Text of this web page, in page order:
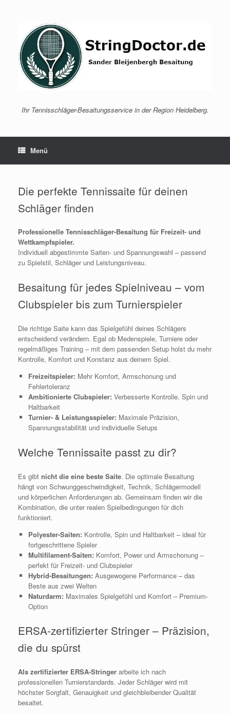
Ihr Tennisschläger-Besaitungsservice in der Region Heidelberg.
Menü
Die perfekte Tennissaite für deinen
Schläger finden
Professionelle Tennisschläger-Besaitung für Freizeit‑ und
Wettkampfspieler.
Individuell abgestimmte Saiten- und Spannungswahl – passend
zu Spielstil, Schläger und Leistungsniveau.
Besaitung für jedes Spielniveau – vom
Clubspieler bis zum Turnierspieler
Die richtige Saite kann das Spielgefühl deines Schlägers
entscheidend verändern. Egal ob Medenspiele, Turniere oder
regelmäßiges Training – mit dem passenden Setup holst du mehr
Kontrolle, Komfort und Konstanz aus deinem Spiel.
Freizeitspieler: Mehr Komfort, Armschonung und
Fehlertoleranz
Ambitionierte Clubspieler: Verbesserte Kontrolle, Spin und
Haltbarkeit
Turnier‑ & Leistungsspieler: Maximale Präzision,
Spannungsstabilität und individuelle Setups
Welche Tennissaite passt zu dir?
Es gibt nicht die eine beste Saite. Die optimale Besaitung
hängt von Schwunggeschwindigkeit, Technik, Schlägermodell
und körperlichen Anforderungen ab. Gemeinsam finden wir die
Kombination, die unter realen Spielbedingungen für dich
funktioniert.
Polyester-Saiten: Kontrolle, Spin und Haltbarkeit – ideal für
fortgeschrittene Spieler
Multifilament-Saiten: Komfort, Power und Armschonung –
perfekt für Freizeit- und Clubspieler
Hybrid-Besaitungen: Ausgewogene Performance – das
Beste aus zwei Welten
Naturdarm: Maximales Spielgefühl und Komfort – Premium-
Option
ERSA‑zertifizierter Stringer – Präzision,
die du spürst
Als zertifizierter ERSA‑Stringer arbeite ich nach
professionellen Turnierstandards. Jeder Schläger wird mit
höchster Sorgfalt, Genauigkeit und gleichbleibender Qualität
besaitet.